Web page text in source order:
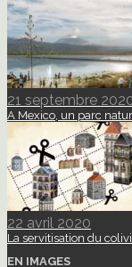
21 septembre
A Mexico, un parc
22 avril 2020
La servitisation du
EN IMAGES